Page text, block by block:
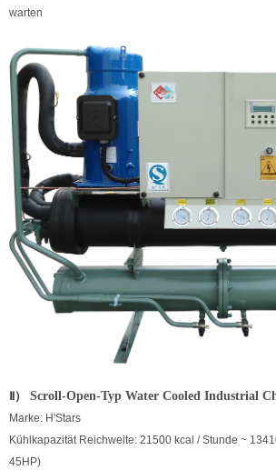
warten
Ⅱ） Scroll-Open-Typ Water Cooled Industrial
Marke: H'Stars
Kühlkapazität Reichweite: 21500 kcal / Stunde ~
45HP)